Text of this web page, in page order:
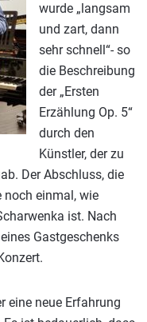
wurde „langsam
und zart, dann
sehr schnell“- so
die Beschreibung
der „Ersten
Erzählung Op. 5“
durch den
Künstler, der zu
Der Abschluss, die
noch einmal, wie
ist. Nach
Gastgeschenks
eine neue Erfahrung